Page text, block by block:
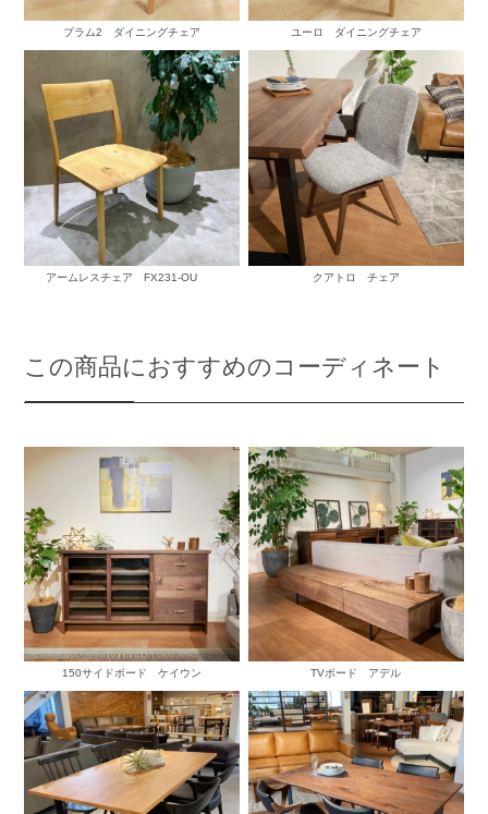
プラム2 ダイニングチェア ユーロ ダイニングチェア
アームレスチェア FX231-OU クアトロ チェア
この商品におすすめのコーディネート
150サイドボード ケイウン TVボード アデル